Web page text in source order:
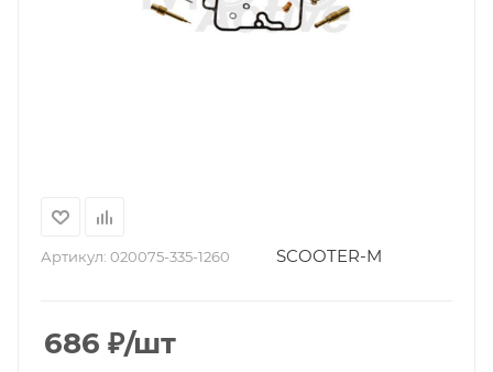
Артикул: 020075-335-1260 SCOOTER-M
686 ₽/шт